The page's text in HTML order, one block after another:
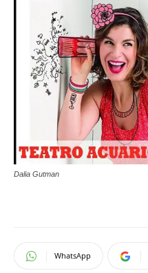
Dalia Gutman
WhatsApp